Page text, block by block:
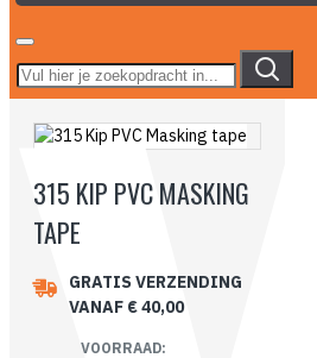
315 KIP PVC MASKING
TAPE
GRATIS VERZENDING
VANAF € 40,00
VOORRAAD: